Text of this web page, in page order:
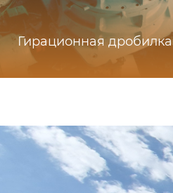
Гирационная дробилка